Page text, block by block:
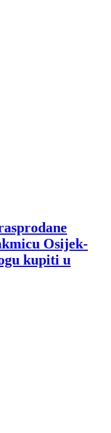
Osijek-
kupiti u